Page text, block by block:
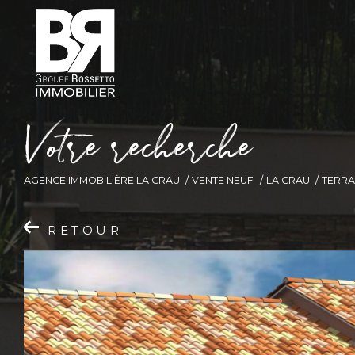
Votre recherche
AGENCE IMMOBILIÈRE LA CRAU VENTE NEUF LA CRAU
RETOUR